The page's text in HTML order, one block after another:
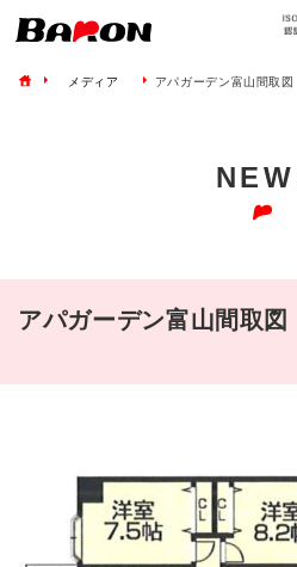
メディア アパガーデン富山間取図
アパガーデン富山間取図